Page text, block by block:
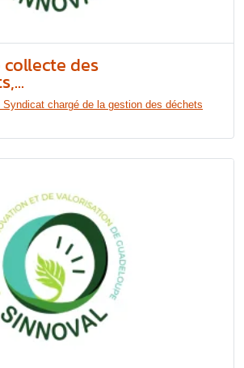
des
chargé de la gestion des déchets